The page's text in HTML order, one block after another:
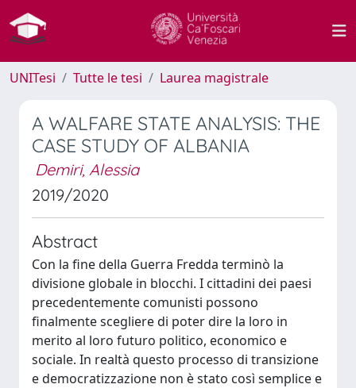
UNITesi Tutte le tesi Laurea magistrale
A WALFARE STATE ANALYSIS: THE
CASE STUDY OF ALBANIA
Demiri, Alessia
2019/2020
Abstract
Con la fine della Guerra Fredda terminò la
divisione globale in blocchi. I cittadini dei paesi
precedentemente comunisti possono
finalmente scegliere di poter dire la loro in
merito al loro futuro politico, economico e
sociale. In realtà questo processo di transizione
e democratizzazione non è stato così semplice e